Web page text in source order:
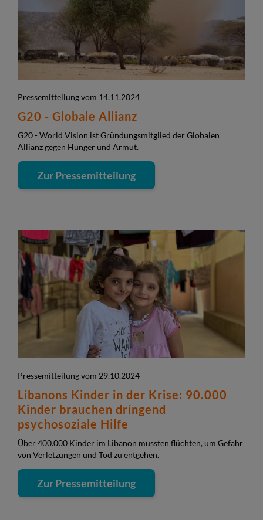
Pressemitteilung vom 14.11.2024
G20 - Globale Allianz
G20 - World Vision ist Gründungsmitglied der Globalen
Allianz gegen Hunger und Armut.
Zur Pressemitteilung
Pressemitteilung vom 29.10.2024
Libanons Kinder in der Krise: 90.000
Kinder brauchen dringend
psychosoziale Hilfe
Über 400.000 Kinder im Libanon mussten flüchten, um Gefahr
von Verletzungen und Tod zu entgehen.
Zur Pressemitteilung